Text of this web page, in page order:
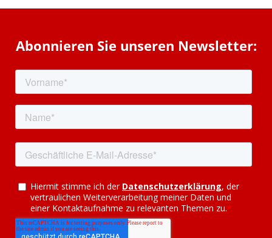
Abonnieren Sie unseren Newsletter: